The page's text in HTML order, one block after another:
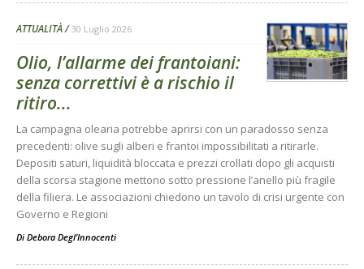
ATTUALITÀ 30 Luglio 2026
Olio, l’allarme dei frantoiani:
senza correttivi è a rischio il
ritiro...
La campagna olearia potrebbe aprirsi con un paradosso senza
precedenti: olive sugli alberi e frantoi impossibilitati a ritirarle.
Depositi saturi, liquidità bloccata e prezzi crollati dopo gli acquisti
della scorsa stagione mettono sotto pressione l’anello più fragile
della filiera. Le associazioni chiedono un tavolo di crisi urgente con
Governo e Regioni
Di Debora Degl’Innocenti